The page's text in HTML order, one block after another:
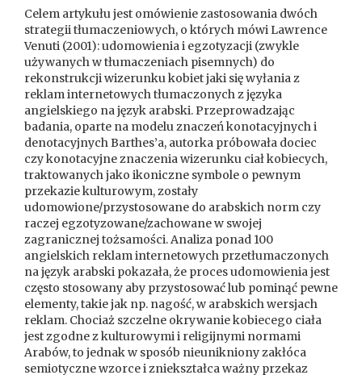
Celem artykułu jest omówienie zastosowania dwóch
strategii tłumaczeniowych, o których mówi Lawrence
Venuti (2001): udomowienia i egzotyzacji (zwykle
używanych w tłumaczeniach pisemnych) do
rekonstrukcji wizerunku kobiet jaki się wyłania z
reklam internetowych tłumaczonych z języka
angielskiego na język arabski. Przeprowadzając
badania, oparte na modelu znaczeń konotacyjnych i
denotacyjnych Barthes’a, autorka próbowała dociec
czy konotacyjne znaczenia wizerunku ciał kobiecych,
traktowanych jako ikoniczne symbole o pewnym
przekazie kulturowym, zostały
udomowione/przystosowane do arabskich norm czy
raczej egzotyzowane/zachowane w swojej
zagranicznej tożsamości. Analiza ponad 100
angielskich reklam internetowych przetłumaczonych
na język arabski pokazała, że proces udomowienia jest
często stosowany aby przystosować lub pominąć pewne
elementy, takie jak np. nagość, w arabskich wersjach
reklam. Chociaż szczelne okrywanie kobiecego ciała
jest zgodne z kulturowymi i religijnymi normami
Arabów, to jednak w sposób nieunikniony zakłóca
semiotyczne wzorce i zniekształca ważny przekaz